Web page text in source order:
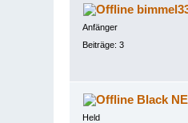
Anfänger
Beiträge: 3
Black
Held